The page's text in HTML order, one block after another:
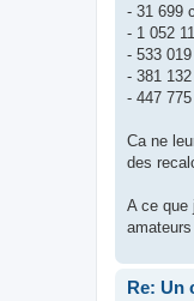
- 31 699
- 1 052
- 533
- 381
- 447
Ca ne
des
A ce que
Re: Un